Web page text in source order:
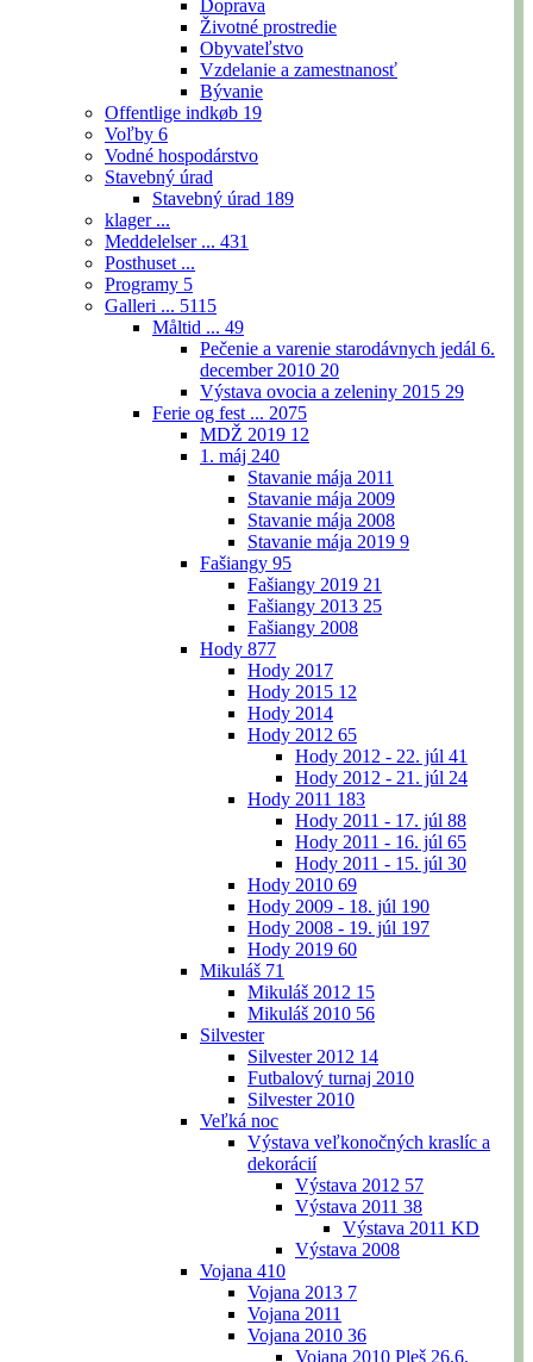
Doprava
Životné prostredie
Obyvateľstvo
Vzdelanie a zamestnanosť
Bývanie
Offentlige indkøb 19
Voľby 6
Vodné hospodárstvo
Stavebný úrad
Stavebný úrad 189
klager ...
Meddelelser ... 431
Posthuset ...
Programy 5
Galleri ... 5115
Måltid ... 49
Pečenie a varenie starodávnych jedál 6.
december 2010 20
Výstava ovocia a zeleniny 2015 29
Ferie og fest ... 2075
MDŽ 2019 12
1. máj 240
Stavanie mája 2011
Stavanie mája 2009
Stavanie mája 2008
Stavanie mája 2019 9
Fašiangy 95
Fašiangy 2019 21
Fašiangy 2013 25
Fašiangy 2008
Hody 877
Hody 2017
Hody 2015 12
Hody 2014
Hody 2012 65
Hody 2012 - 22. júl 41
Hody 2012 - 21. júl 24
Hody 2011 183
Hody 2011 - 17. júl 88
Hody 2011 - 16. júl 65
Hody 2011 - 15. júl 30
Hody 2010 69
Hody 2009 - 18. júl 190
Hody 2008 - 19. júl 197
Hody 2019 60
Mikuláš 71
Mikuláš 2012 15
Mikuláš 2010 56
Silvester
Silvester 2012 14
Futbalový turnaj 2010
Silvester 2010
Veľká noc
Výstava veľkonočných kraslíc a
dekorácií
Výstava 2012 57
Výstava 2011 38
Výstava 2011 KD
Výstava 2008
Vojana 410
Vojana 2013 7
Vojana 2011
Vojana 2010 36
Vojana 2010 Pleš 26.6.